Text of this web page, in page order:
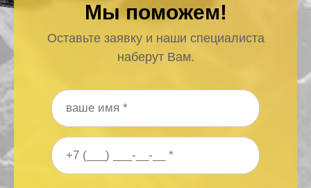
Мы поможем!
Оставьте заявку и наши специалиста
наберут Вам.
Ваше имя*
Ваш номер телефона*